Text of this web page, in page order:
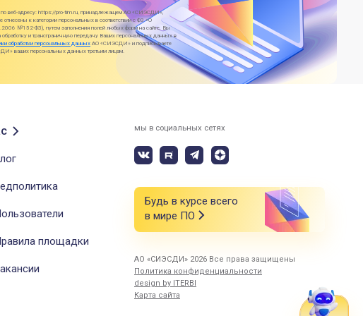
по веб-адресу: https://pro-tim.ru, принадлежащем АО «СИЭСДИ»,
к категории персональных в соответствии с ФЗ «О
№152-ФЗ), путем заполнения полей любых форм на сайте, Вы
обработку и трансграничную передачу Ваших персональных данных в
обработки персональных данных АО «СИЭСДИ» и подписываете
ваших персональных данных третьим лицам.
площадки
мы в социальных сетях
Будь в курсе всего
в мире ПО
АО «СИЭСДИ» 2026 Все права защищены
Политика конфиденциальности
design by ITERBI
Карта сайта